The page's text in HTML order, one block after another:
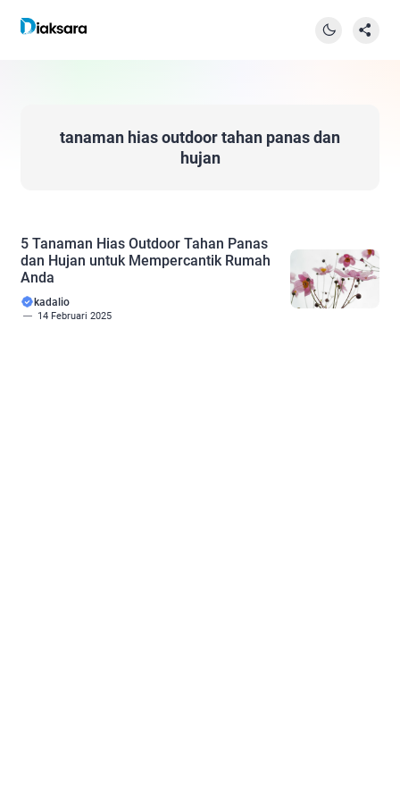
tanaman hias outdoor tahan panas dan
hujan
5 Tanaman Hias Outdoor Tahan Panas
dan Hujan untuk Mempercantik Rumah
Anda
kadalio
14 Februari 2025